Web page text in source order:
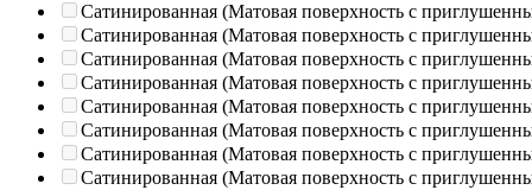
Сатинированная (Матовая поверхность с
Сатинированная (Матовая поверхность с
Сатинированная (Матовая поверхность с
Сатинированная (Матовая поверхность с
Сатинированная (Матовая поверхность с
Сатинированная (Матовая поверхность с
Сатинированная (Матовая поверхность с
Сатинированная (Матовая поверхность с